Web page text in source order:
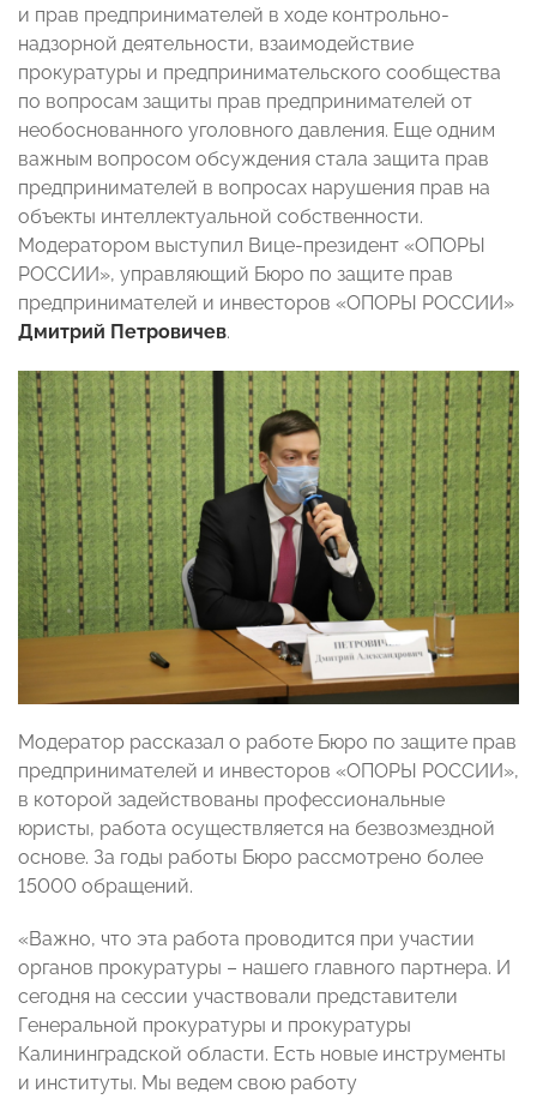
и прав предпринимателей в ходе контрольно-
надзорной деятельности, взаимодействие
прокуратуры и предпринимательского сообщества
по вопросам защиты прав предпринимателей от
необоснованного уголовного давления. Еще одним
важным вопросом обсуждения стала защита прав
предпринимателей в вопросах нарушения прав на
объекты интеллектуальной собственности.
Модератором выступил Вице-президент «ОПОРЫ
РОССИИ», управляющий Бюро по защите прав
предпринимателей и инвесторов «ОПОРЫ РОССИИ»
Дмитрий Петровичев.
Модератор рассказал о работе Бюро по защите прав
предпринимателей и инвесторов «ОПОРЫ РОССИИ»,
в которой задействованы профессиональные
юристы, работа осуществляется на безвозмездной
основе. За годы работы Бюро рассмотрено более
15000 обращений.
«Важно, что эта работа проводится при участии
органов прокуратуры – нашего главного партнера. И
сегодня на сессии участвовали представители
Генеральной прокуратуры и прокуратуры
Калининградской области. Есть новые инструменты
и институты. Мы ведем свою работу